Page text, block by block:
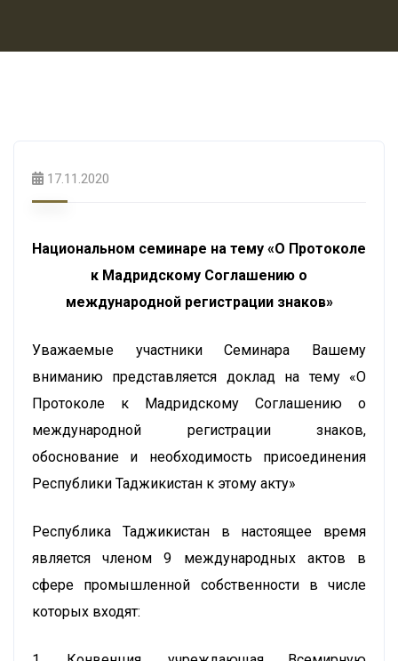
17.11.2020
Национальном семинаре на тему «О Протоколе
к Мадридскому Соглашению о
международной регистрации знаков»
Уважаемые участники Семинара Вашему
вниманию представляется доклад на тему «О
Протоколе к Мадридскому Соглашению о
международной регистрации знаков,
обоснование и необходимость присоединения
Республики Таджикистан к этому акту»
Республика Таджикистан в настоящее время
является членом 9 международных актов в
сфере промышленной собственности в числе
которых входят: